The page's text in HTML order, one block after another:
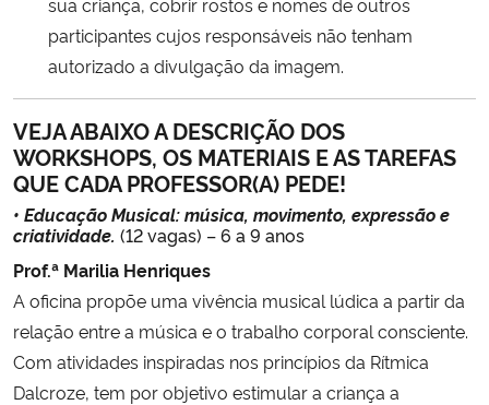
participantes cujos responsáveis não tenham
autorizado a divulgação da imagem.
VEJA ABAIXO A DESCRIÇÃO DOS
WORKSHOPS, OS MATERIAIS E AS TAREFAS
QUE CADA PROFESSOR(A) PEDE!
• Educação Musical: música, movimento, expressão e
criatividade. (12 vagas) – 6 a 9 anos
Prof.ª Marilia Henriques
A oficina propõe uma vivência musical lúdica a partir da
relação entre a música e o trabalho corporal consciente.
Com atividades inspiradas nos princípios da Rítmica
Dalcroze, tem por objetivo estimular a criança a